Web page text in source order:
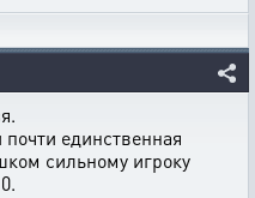
единственная
сильному игроку